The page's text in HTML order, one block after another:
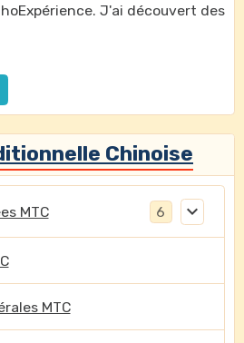
J'ai découvert des
Chinoise
MTC 6
MTC